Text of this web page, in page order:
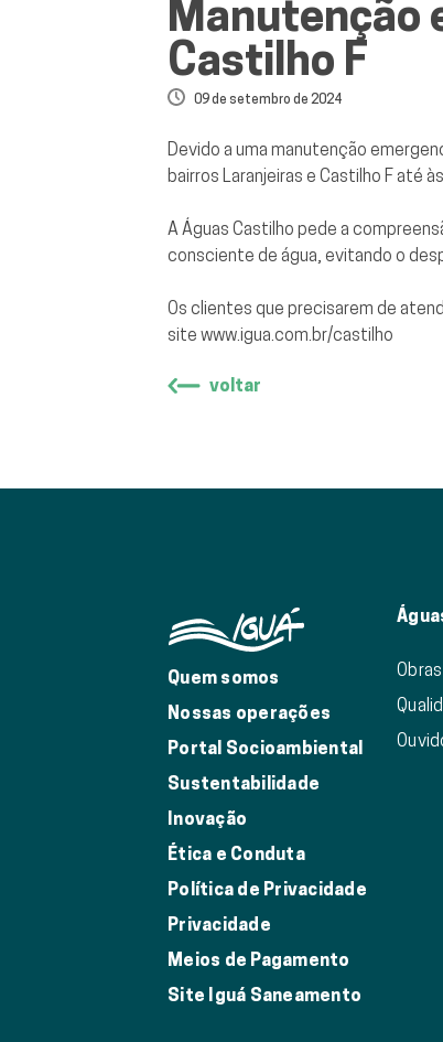
Manutenção
Castilho F
09 de setembro de 2024
Devido a uma manutenção
bairros Laranjeiras e Castilho F até
A Águas Castilho pede a
consciente de água, evitando o
Os clientes que precisarem de
site www.igua.com.br/castilho
voltar
Quem somos
Nossas operações
Portal Socioambiental
Sustentabilidade
Inovação
Ética e Conduta
Política de Privacidade
Privacidade
Meios de Pagamento
Site Iguá Saneamento